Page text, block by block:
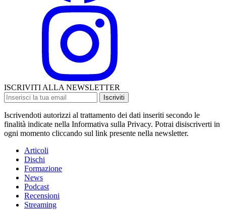
ISCRIVITI ALLA NEWSLETTER
Iscriviti
Iscrivendoti autorizzi al trattamento dei dati inseriti secondo le
finalità indicate nella Informativa sulla Privacy. Potrai disiscriverti in
ogni momento cliccando sul link presente nella newsletter.
Articoli
Dischi
Formazione
News
Podcast
Recensioni
Streaming